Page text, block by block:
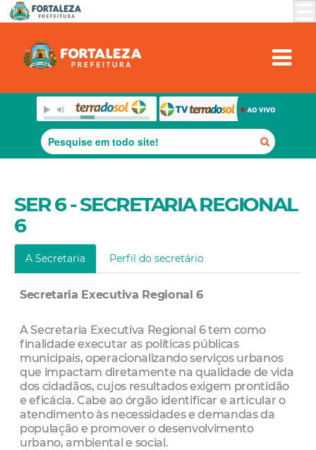
SER 6 - SECRETARIA REGIONAL
6
A Secretaria Perfil do secretário
Secretaria Executiva Regional 6
A Secretaria Executiva Regional 6 tem como
finalidade executar as políticas públicas
municipais, operacionalizando serviços urbanos
que impactam diretamente na qualidade de vida
dos cidadãos, cujos resultados exigem prontidão
e eficácia. Cabe ao órgão identificar e articular o
atendimento às necessidades e demandas da
população e promover o desenvolvimento
urbano, ambiental e social.